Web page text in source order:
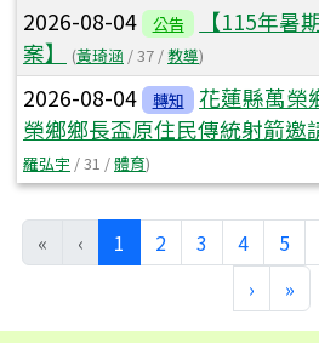
2026-08-04 公告
【115年暑
案】
(黃琦涵 / 37 /教導)
2026-08-04 轉知
花蓮縣萬榮
榮鄉鄉長盃原住民傳統射箭邀
羅弘宇 / 31 /體育)
« ‹ 1 (目前頁次)
2 3 4 5
›下一頁
»最